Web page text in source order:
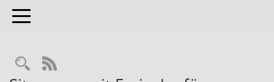
Toggle navigation
RSS-Feed